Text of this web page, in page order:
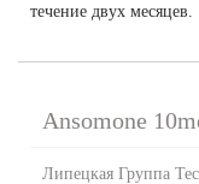
течение двух месяцев.
Ansomone
Липецкая Группа